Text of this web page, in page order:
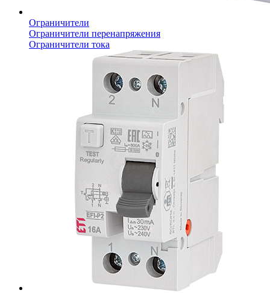
Ограничители
Ограничители перенапряжения
Ограничители тока